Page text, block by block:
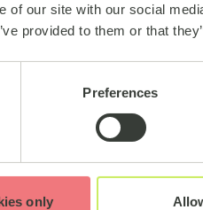
of our site with our social
provided to them or that
Preferences
only